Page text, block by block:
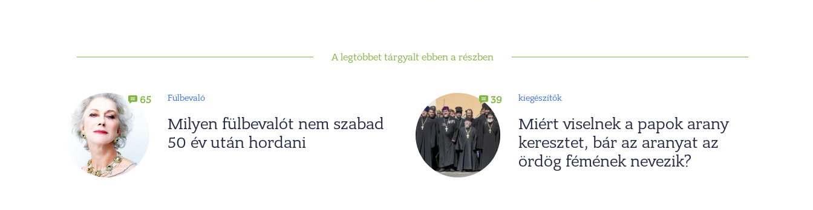
A legtöbbet tárgyalt ebben a részben
65 Fülbevaló
Milyen fülbevalót nem szabad
50 év után hordani
39 kiegészítők
Miért viselnek a papok arany
keresztet, bár az aranyat az
ördög fémének nevezik?